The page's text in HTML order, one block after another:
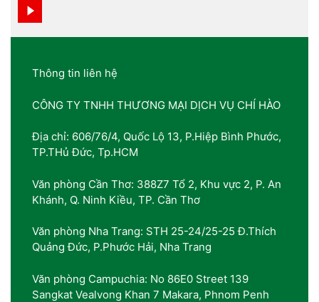
Thông tin liên hệ
CÔNG TY TNHH THƯƠNG MẠI DỊCH VỤ CHÍ HÀO
Địa chỉ: 606/76/4, Quốc Lộ 13, P.Hiệp Bình Phước,
TP.THủ Đức, Tp.HCM
Văn phòng Cần Thơ: 388Z7 Tổ 2, Khu vực 2, P. An
Khánh, Q. Ninh Kiều, TP. Cần Thơ
Văn phòng Nha Trang: STH 25-24/25-25 Đ.Thích
Quảng Đức, P.Phước Hải, Nha Trang
Văn phòng Campuchia: No 86E0 Street 139
Sangkat Vealvong Khan 7 Makara, Phnom Penh